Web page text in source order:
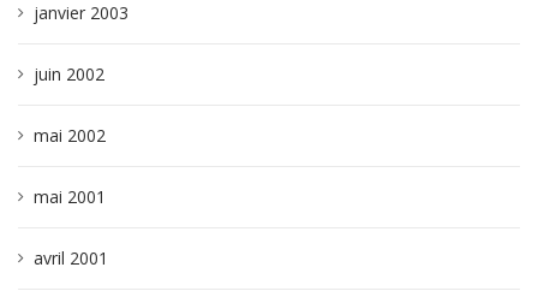
janvier 2003
juin 2002
mai 2002
mai 2001
avril 2001